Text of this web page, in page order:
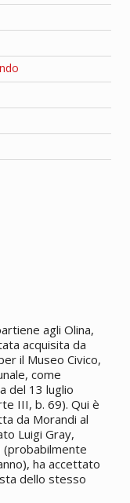
agli Olina,
acquisita da
il Museo Civico,
come
del 13 luglio
III, b. 69). Qui è
da Morandi al
Luigi Gray,
ha accettato
dello stesso